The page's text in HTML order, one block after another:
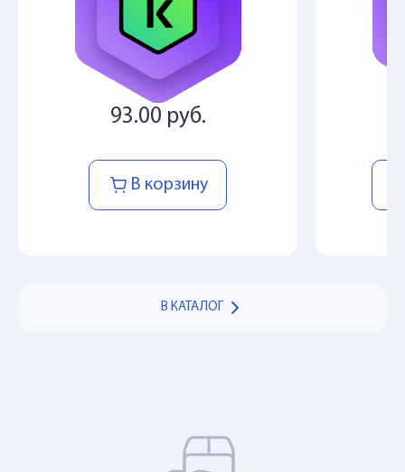
93.00 руб.
В корзину
В КАТАЛОГ